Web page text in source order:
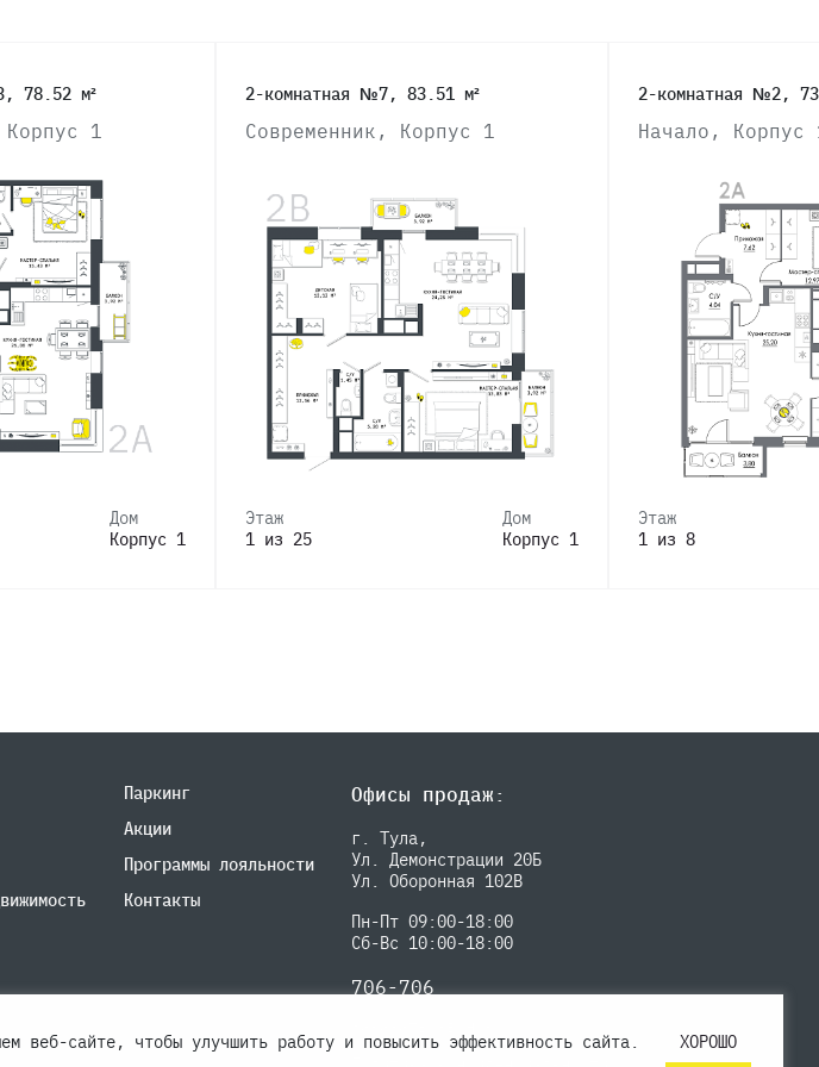
78.52 м²
1
Дом
Корпус 1
2-комнатная №7, 83.51 м²
Современник, Корпус 1
Этаж
1 из 25
Дом
Корпус 1
2-комнатная №2,
Начало, Корпус
Этаж
1 из 8
веб-сайте, чтобы улучшить работу и повысить эффективность сайта. ХОРОШО
Паркинг
Акции
Программы лояльности
Контакты
Офисы продаж:
г. Тула,
Ул. Демонстрации 20Б
Ул. Оборонная 102В
Пн-Пт 09:00-18:00
Сб-Вс 10:00-18:00
706-706